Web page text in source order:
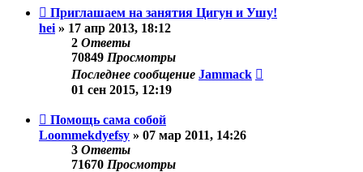
Приглашаем на занятия Цигун и Ушу!
hei » 17 апр 2013, 18:12
2 Ответы
70849 Просмотры
Последнее сообщение Jammack
01 сен 2015, 12:19
Помощь сама собой
Loommekdyefsy » 07 мар 2011, 14:26
3 Ответы
71670 Просмотры